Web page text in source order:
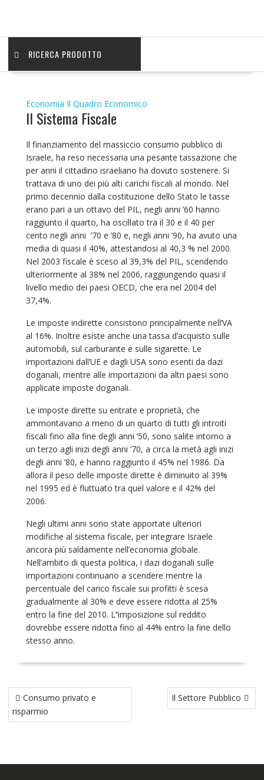
RICERCA PRODOTTO
Economia Il Quadro Economico
Il Sistema Fiscale
Il finanziamento del massiccio consumo pubblico di
Israele, ha reso necessaria una pesante tassazione che
per anni il cittadino israeliano ha dovuto sostenere. Si
trattava di uno dei più alti carichi fiscali al mondo. Nel
primo decennio dalla costituzione dello Stato le tasse
erano pari a un ottavo del PIL, negli anni ’60 hanno
raggiunto il quarto, ha oscillato tra il 30 e il 40 per
cento negli anni ’70 e ’80 e, negli anni ’90, ha avuto una
media di quasi il 40%, attestandosi al 40,3 % nel 2000.
Nel 2003 fiscale è sceso al 39,3% del PIL, scendendo
ulteriormente al 38% nel 2006, raggiungendo quasi il
livello medio dei paesi OECD, che era nel 2004 del
37,4%.
Le imposte indirette consistono principalmente nell’VA
al 16%. Inoltre esiste anche una tassa d’acquisto sulle
automobili, sul carburante e sulle sigarette. Le
importazioni dall’UE e dagli USA sono esenti da dazi
doganali, mentre alle importazioni da altri paesi sono
applicate imposte doganali.
Le imposte dirette su entrate e proprietà, che
ammontavano a meno di un quarto di tutti gli introiti
fiscali fino alla fine degli anni ’50, sono salite intorno a
un terzo agli inizi degli anni ’70, a circa la metà agli inizi
degli anni ’80, e hanno raggiunto il 45% nel 1986. Da
allora il peso delle imposte dirette è diminuito al 39%
nel 1995 ed è fluttuato tra quel valore e il 42% del
2006.
Negli ultimi anni sono state apportate ulteriori
modifiche al sistema fiscale, per integrare Israele
ancora più saldamente nell’economia globale.
Nell’ambito di questa politica, i dazi doganali sulle
importazioni continuano a scendere mentre la
percentuale del carico fiscale sui profitti è scesa
gradualmente al 30% e deve essere ridotta al 25%
entro la fine del 2010. L’’imposizione sul reddito
dovrebbe essere ridotta fino al 44% entro la fine dello
stesso anno.
Consumo privato e
risparmio
Il Settore Pubblico